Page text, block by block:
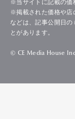
※当サイトに記載の価
※掲載された価格や店
などは、記事公開日の
とがあります。
© CE Media House